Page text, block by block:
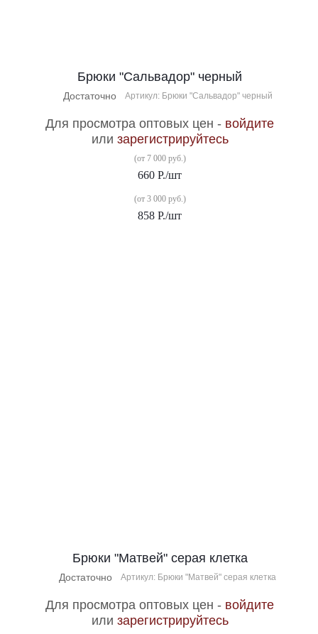
Брюки "Сальвадор" черный
Достаточно Артикул: Брюки "Сальвадор" черный
Для просмотра оптовых цен - войдите
или зарегистрируйтесь
(от 7 000 руб.)
660 Р./шт
(от 3 000 руб.)
858 Р./шт
Брюки "Матвей" серая клетка
Достаточно Артикул: Брюки "Матвей" серая клетка
Для просмотра оптовых цен - войдите
или зарегистрируйтесь